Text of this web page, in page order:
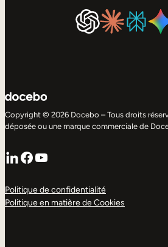
Copyright © 2026 Docebo – Tous droits
déposée ou une marque commerciale de
LinkedIn
Facebook
YouTube
Politique de confidentialité
Politique en matière de Cookies